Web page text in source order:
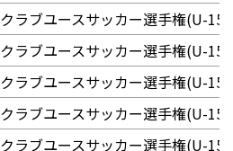
ラブユースサッカー選手権(U-
ラブユースサッカー選手権(U-
ラブユースサッカー選手権(U-
ラブユースサッカー選手権(U-
ラブユースサッカー選手権(U-